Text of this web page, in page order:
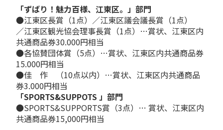
「ずばり！魅力百様、江東区。」部門
●江東区長賞（1点）／江東区議会議長賞（1点）
／江東区観光協会理事長賞（1点）…賞状、 江東区内
共通商品券30.000円相当
●各協賛団体賞（5点）…賞状、 江東区内共通商品券
15.000円相当
●佳 作 （10点以内）…賞状、 江東区内共通商品
券3.000円相当
「SPORTS&SUPPOTS 」部門
●SPORTS&SUPPORTS賞（3点）… 賞状、江東区内
共通商品券15,000円相当